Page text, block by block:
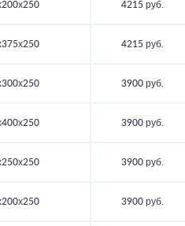
4215 руб.
4215 руб.
3900 руб.
3900 руб.
3900 руб.
3900 руб.